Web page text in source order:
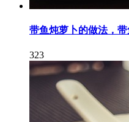
带鱼炖萝卜的做法，
323